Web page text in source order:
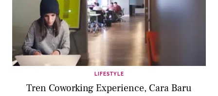
LIFESTYLE
Tren Coworking Experience, Cara Baru